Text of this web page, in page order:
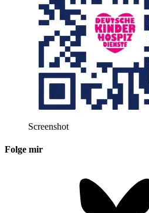
Screenshot
Folge mir